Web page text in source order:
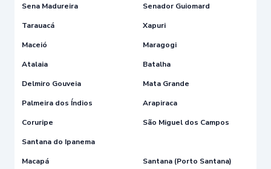
Sena Madureira
Senador Guiomard
Tarauacá
Xapuri
Maceió
Maragogi
Atalaia
Batalha
Delmiro Gouveia
Mata Grande
Palmeira dos Índios
Arapiraca
Coruripe
São Miguel dos Campos
Santana do Ipanema
Macapá
Santana (Porto Santana)